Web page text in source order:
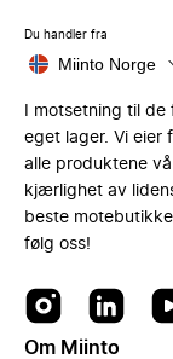
Du handler fra
Miinto Norge
I motsetning til
eget lager. Vi
alle produktene
kjærlighet av
beste
følg oss!
Om Miinto